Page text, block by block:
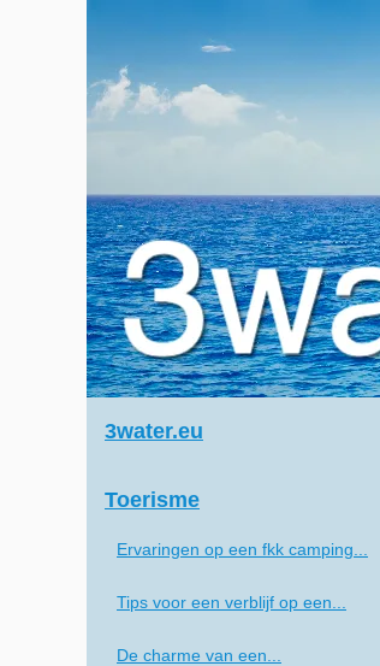
3water.eu
Toerisme
Ervaringen op een fkk camping...
Tips voor een verblijf op een...
De charme van een...